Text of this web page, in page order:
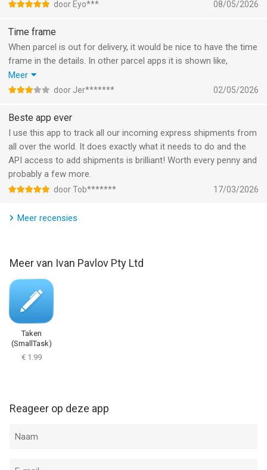
--
Parcel van Ivan Pavlov Pty Ltd is een app voor iPhone, iPad en
iPod touch met iOS versie 18.0 of hoger, geschikt bevonden
19:59.
door Eyo*** 08/05/2026
Time frame
When parcel is out for delivery, it would be nice to have the time
frame in the details. In other parcel apps it is shown like,
deljvery between 09:00 and 11:00.
Also please make an automatic integration for Vinted, DHL,
Meer
door Jer******* 02/05/2026
Beste app ever
I use this app to track all our incoming express shipments from
all over the world. It does exactly what it needs to do and the
API access to add shipments is brilliant! Worth every penny and
probably a few more.
door Tob******* 17/03/2026
Meer recensies
Meer van Ivan Pavlov Pty Ltd
Taken
(SmallTask)
€ 1.99
Reageer op deze app